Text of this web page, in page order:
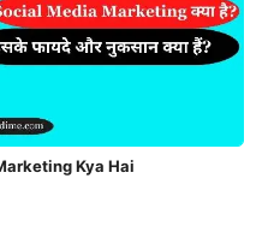
Kya Hai